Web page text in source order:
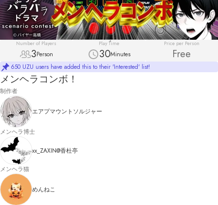
Number of Players
3Person
Play Time
30Minutes
Price per Person
Free
650 UZU users have added this to their 'Interested' list!
メンヘラコンボ！
制作者
エアプマウントソルジャー
メンヘラ博士
xx_ZAXIN@香杜亭
メンヘラ猫
めんねこ